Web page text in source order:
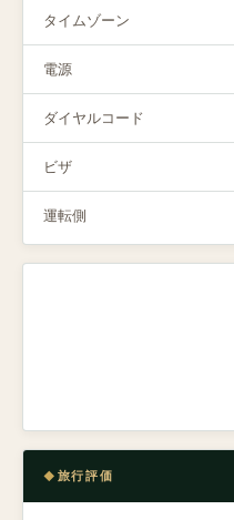
タイムゾーン
電源
ダイヤルコード
ビザ
運転側
旅行評価